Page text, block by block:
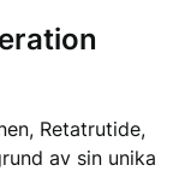
Retatrutide,
av sin unika